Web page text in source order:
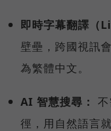
即時字幕翻譯（
壁壘，跨國視訊
為繁體中文。
AI 智慧搜尋：
徑，用自然語言